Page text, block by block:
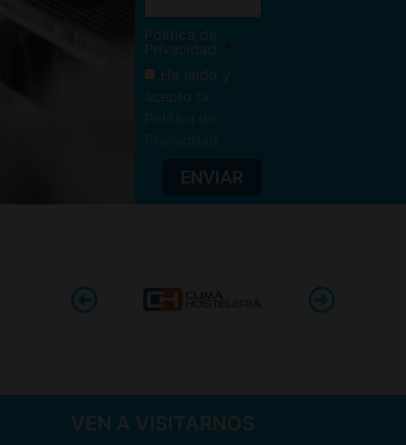
Política de
Privacidad
He leído y
acepto la
ENVIAR
VEN A VISITARNOS